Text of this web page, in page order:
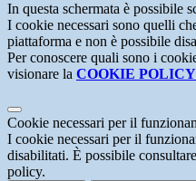
In questa schermata è possibile
I cookie necessari sono quelli
piattaforma e non è possibile
Per conoscere quali sono i
visionare la COOKIE POLICY
Cookie necessari per il
I cookie necessari per il
disabilitati. È possibile
policy.